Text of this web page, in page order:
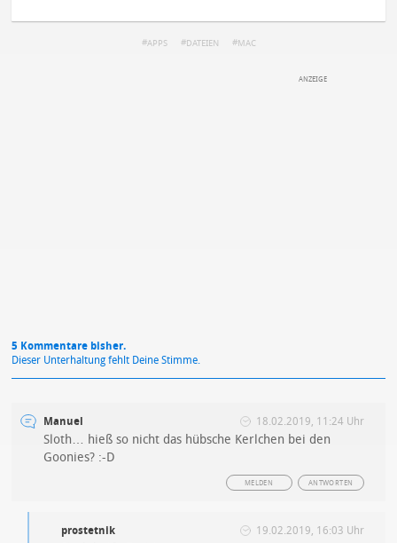
APPS DATEIEN MAC
5 Kommentare bisher.
Dieser Unterhaltung fehlt Deine Stimme.
Manuel 18.02.2019, 11:24 Uhr
Sloth… hieß so nicht das hübsche Kerlchen bei den
Goonies? :-D
ANTWORTEN
MELDEN
prostetnik 19.02.2019, 16:03 Uhr